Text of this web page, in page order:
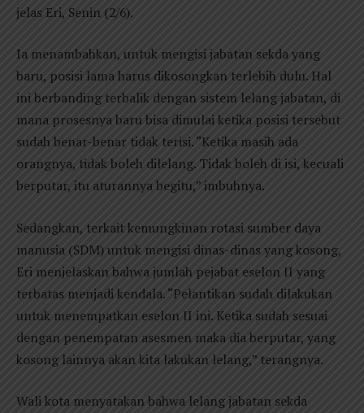
jelas Eri, Senin (2/6).
Ia menambahkan, untuk mengisi jabatan sekda yang
baru, posisi lama harus dikosongkan terlebih dulu. Hal
ini berbanding terbalik dengan sistem lelang jabatan, di
mana prosesnya baru bisa dimulai ketika posisi tersebut
sudah benar-benar tidak terisi. “Ketika masih ada
orangnya, tidak boleh dilelang. Tidak boleh di isi, kecuali
berputar, itu aturannya begitu,” imbuhnya.
Sedangkan, terkait kemungkinan rotasi sumber daya
manusia (SDM) untuk mengisi dinas-dinas yang kosong,
Eri menjelaskan bahwa jumlah pejabat eselon II yang
terbatas menjadi kendala. “Pelantikan sudah dilakukan
untuk menempatkan eselon II ini. Ketika sudah sesuai
dengan penempatan asesmen maka dia berputar, yang
kosong lainnya akan kita lakukan lelang,” terangnya.
Wali kota menyatakan bahwa lelang jabatan sekda